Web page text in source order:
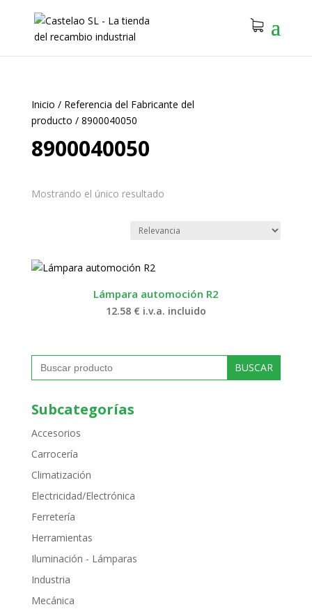
Inicio / Referencia del Fabricante del
producto / 8900040050
8900040050
Mostrando el único resultado
Lámpara automoción R2
12.58 € i.v.a. incluido
Buscar:
Subcategorías
Accesorios
Carrocería
Climatización
Electricidad/Electrónica
Ferretería
Herramientas
Iluminación - Lámparas
Industria
Mecánica